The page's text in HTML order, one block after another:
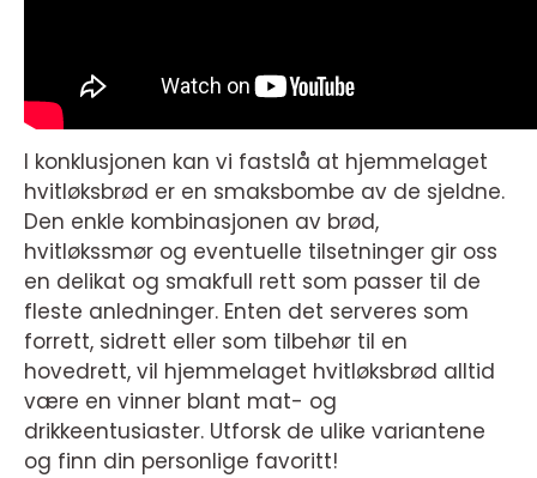
I konklusjonen kan vi fastslå at hjemmelaget
hvitløksbrød er en smaksbombe av de sjeldne.
Den enkle kombinasjonen av brød,
hvitløkssmør og eventuelle tilsetninger gir oss
en delikat og smakfull rett som passer til de
fleste anledninger. Enten det serveres som
forrett, sidrett eller som tilbehør til en
hovedrett, vil hjemmelaget hvitløksbrød alltid
være en vinner blant mat- og
drikkeentusiaster. Utforsk de ulike variantene
og finn din personlige favoritt!